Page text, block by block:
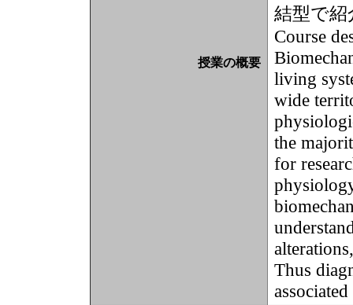
授業の概要
結型で
Course
living
wide
the
for
Thus